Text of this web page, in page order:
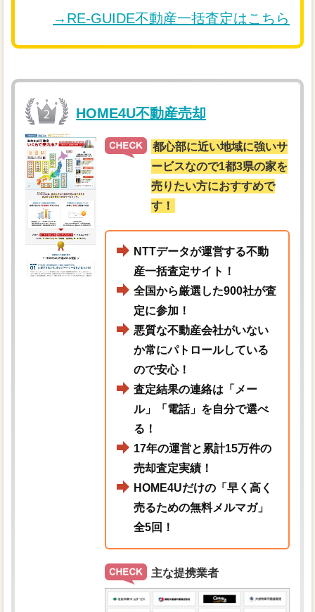
→RE-GUIDE不動産一括査定はこちら
HOME4U不動産売却
都心部に近い地域に強いサ
ービスなので1都3県の家を
売りたい方におすすめで
す！
NTTデータが運営する不動
産一括査定サイト！
全国から厳選した900社が査
定に参加！
悪質な不動産会社がいない
か常にパトロールしている
ので安心！
査定結果の連絡は「メー
ル」「電話」を自分で選べ
る！
17年の運営と累計15万件の
売却査定実績！
HOME4Uだけの「早く高く
売るための無料メルマガ」
全5回！
主な提携業者